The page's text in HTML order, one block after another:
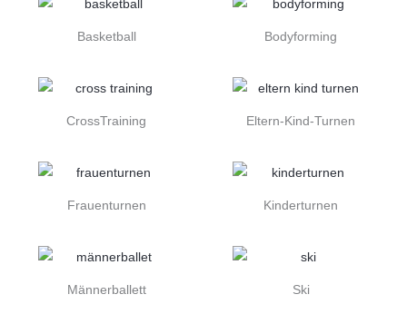
Basketball Bodyforming
CrossTraining Eltern-Kind-Turnen
Frauenturnen Kinderturnen
Männerballett Ski